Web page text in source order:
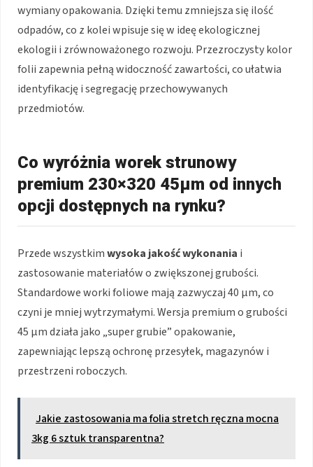
wymiany opakowania. Dzięki temu zmniejsza się ilość
odpadów, co z kolei wpisuje się w ideę ekologicznej
ekologii i zrównoważonego rozwoju. Przezroczysty kolor
folii zapewnia pełną widoczność zawartości, co ułatwia
identyfikację i segregację przechowywanych
przedmiotów.
Co wyróżnia worek strunowy
premium 230×320 45μm od innych
opcji dostępnych na rynku?
Przede wszystkimwysoka jakość wykonania i
zastosowanie materiałów o zwiększonej grubości.
Standardowe worki foliowe mają zazwyczaj 40 μm, co
czyni je mniej wytrzymałymi. Wersja premium o grubości
45 μm działa jako „super grubie” opakowanie,
zapewniając lepszą ochronę przesyłek, magazynów i
przestrzeni roboczych.
Jakie zastosowania ma folia stretch ręczna mocna
3kg 6 sztuk transparentna?